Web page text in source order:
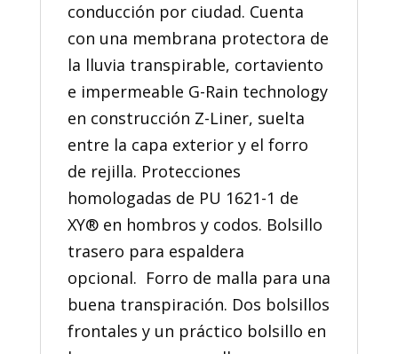
conducción por ciudad. Cuenta
con una membrana protectora de
la lluvia transpirable, cortaviento
e impermeable G-Rain technology
en construcción Z-Liner, suelta
entre la capa exterior y el forro
de rejilla. Protecciones
homologadas de PU 1621-1 de
XY® en hombros y codos. Bolsillo
trasero para espaldera
opcional. Forro de malla para una
buena transpiración. Dos bolsillos
frontales y un práctico bolsillo en